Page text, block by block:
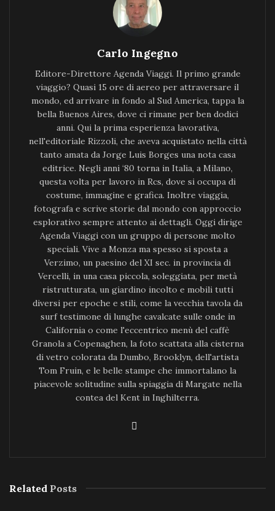
Carlo Ingegno
Editore-Direttore Agenda Viaggi. Il primo grande
viaggio? Quasi 15 ore di aereo per attraversare il
mondo, ed arrivare in fondo al Sud America, tappa la
bella Buenos Aires, dove ci rimane per ben dodici
anni. Qui la prima esperienza lavorativa,
nell'editoriale Rizzoli, che aveva acquistato nella città
tanto amata da Jorge Luis Borges una nota casa
editrice. Negli anni ‘80 torna in Italia, a Milano,
questa volta per lavoro in Rcs, dove si occupa di
costume, immagine e grafica. Inoltre viaggia,
fotografa e scrive storie dal mondo con approccio
esplorativo sempre attento ai dettagli. Oggi dirige
Agenda Viaggi con un gruppo di persone molto
speciali. Vive a Monza ma spesso si sposta a
Verzimo, un paesino del XI sec. in provincia di
Vercelli, in una casa piccola, soleggiata, per metà
ristrutturata, un giardino incolto e mobili tutti
diversi per epoche e stili, come la vecchia tavola da
surf testimone di lunghe cavalcate sulle onde in
California o come l'eccentrico menù del caffè
Granola a Copenaghen, la foto scattata alla cisterna
di vetro colorata da Dumbo, Brooklyn, dell'artista
Tom Fruin, e le belle stampe che immortalano la
piacevole solitudine sulla spiaggia di Margate nella
contea del Kent in Inghilterra.
Related Posts